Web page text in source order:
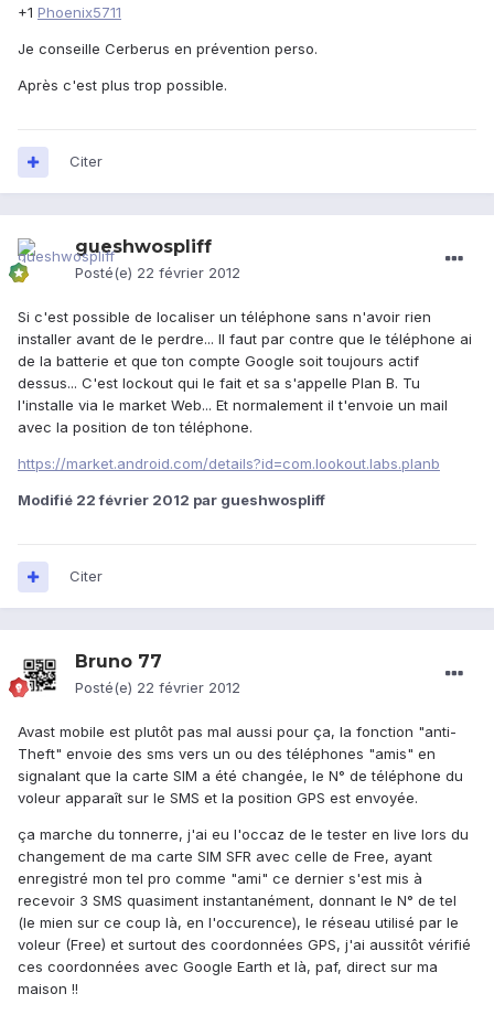
+1 Phoenix5711
Je conseille Cerberus en prévention perso.
Après c'est plus trop possible.
Citer
gueshwospliff
Posté(e) 22 février 2012
Si c'est possible de localiser un téléphone sans n'avoir rien
installer avant de le perdre... Il faut par contre que le téléphone ai
de la batterie et que ton compte Google soit toujours actif
dessus... C'est lockout qui le fait et sa s'appelle Plan B. Tu
l'installe via le market Web... Et normalement il t'envoie un mail
avec la position de ton téléphone.
https://market.android.com/details?id=com.lookout.labs.planb
Modifié 22 février 2012 par gueshwospliff
Citer
Bruno 77
Posté(e) 22 février 2012
Avast mobile est plutôt pas mal aussi pour ça, la fonction "anti-
Theft" envoie des sms vers un ou des téléphones "amis" en
signalant que la carte SIM a été changée, le N° de téléphone du
voleur apparaît sur le SMS et la position GPS est envoyée.
ça marche du tonnerre, j'ai eu l'occaz de le tester en live lors du
changement de ma carte SIM SFR avec celle de Free, ayant
enregistré mon tel pro comme "ami" ce dernier s'est mis à
recevoir 3 SMS quasiment instantanément, donnant le N° de tel
(le mien sur ce coup là, en l'occurence), le réseau utilisé par le
voleur (Free) et surtout des coordonnées GPS, j'ai aussitôt vérifié
ces coordonnées avec Google Earth et là, paf, direct sur ma
maison !!